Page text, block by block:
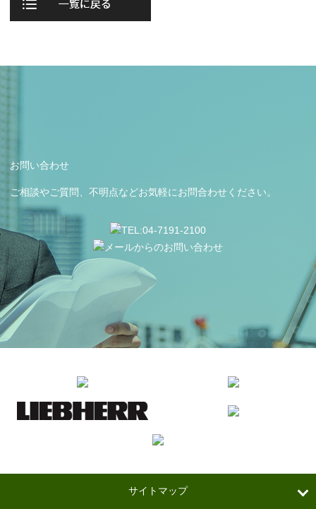
お問い合わせ
ご相談やご質問、不明点などお気軽にお問合わせください。
サイトマップ